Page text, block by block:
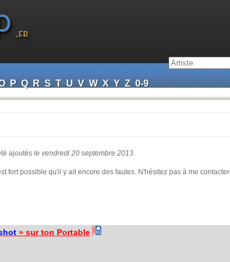
P Q R S T U V W X Y Z 0-9
ajoutés le vendredi 20 septembre 2013.
fort possible qu'il y ait encore des fautes. N'hésitez pas à me contacter
» sur ton Portable